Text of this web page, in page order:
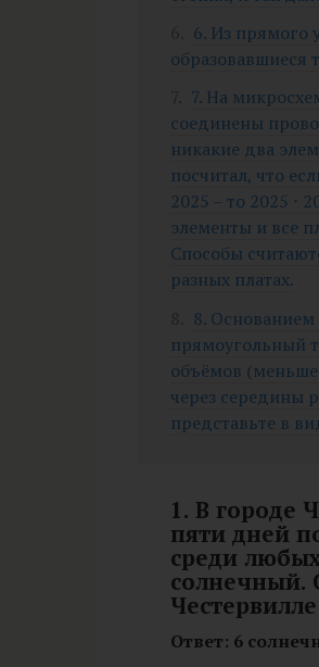
6. Из прямого
образовавшиеся
7. На
соединены
никакие два
посчитал, что
2025 – то 2025 ⋅
элементы и все
Способы
разных платах.
8.
прямоугольный
объёмов
через середины
представьте в
1. В городе
пяти дней
среди
солнечный.
Ответ: 6